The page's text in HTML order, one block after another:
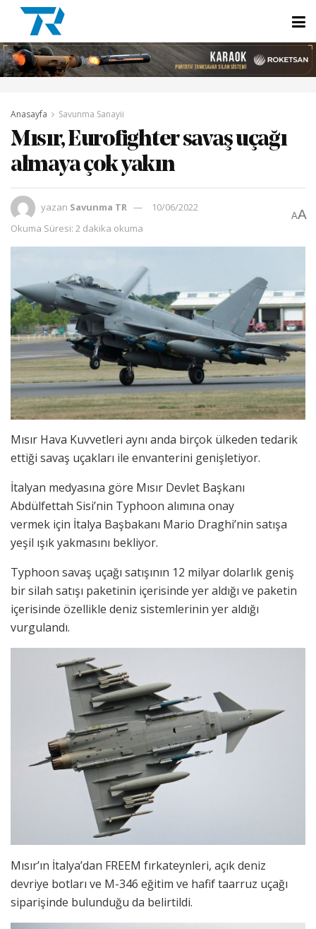
Anasayfa Savunma Sanayii
Mısır, Eurofighter savaş uçağı
almaya çok yakın
yazan Savunma TR
10/06/2022
Okuma Süresi: 2 dakika okuma
AA
Mısır Hava Kuvvetleri aynı anda birçok ülkeden tedarik
ettiği savaş uçakları ile envanterini genişletiyor.
İtalyan medyasına göre Mısır Devlet Başkanı
Abdülfettah Sisi’nin Typhoon alımına onay
vermek için İtalya Başbakanı Mario Draghi’nin satışa
yeşil ışık yakmasını bekliyor.
Typhoon savaş uçağı satışının 12 milyar dolarlık geniş
bir silah satışı paketinin içerisinde yer aldığı ve paketin
içerisinde özellikle deniz sistemlerinin yer aldığı
vurgulandı.
Mısır’ın İtalya’dan FREEM fırkateynleri, açık deniz
devriye botları ve M-346 eğitim ve hafif taarruz uçağı
siparişinde bulunduğu da belirtildi.